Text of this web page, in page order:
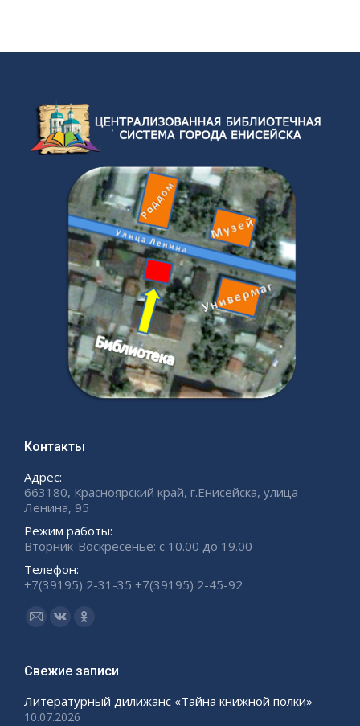
Контакты
Адрес:
663180, Красноярский край, г.Енисейска, улица
Ленина, 95
Режим работы:
Вторник-Воскресенье: с 10.00 до 19.00
Телефон:
+7(39195) 2-31-35 +7(39195) 2-45-92
Ищите нас:
Страница
открывается
новом
Страница
открывается
новом
Страница
открывается
новом
Свежие записи
Литературный дилижанс «Тайна книжной полки»
10.07.2026